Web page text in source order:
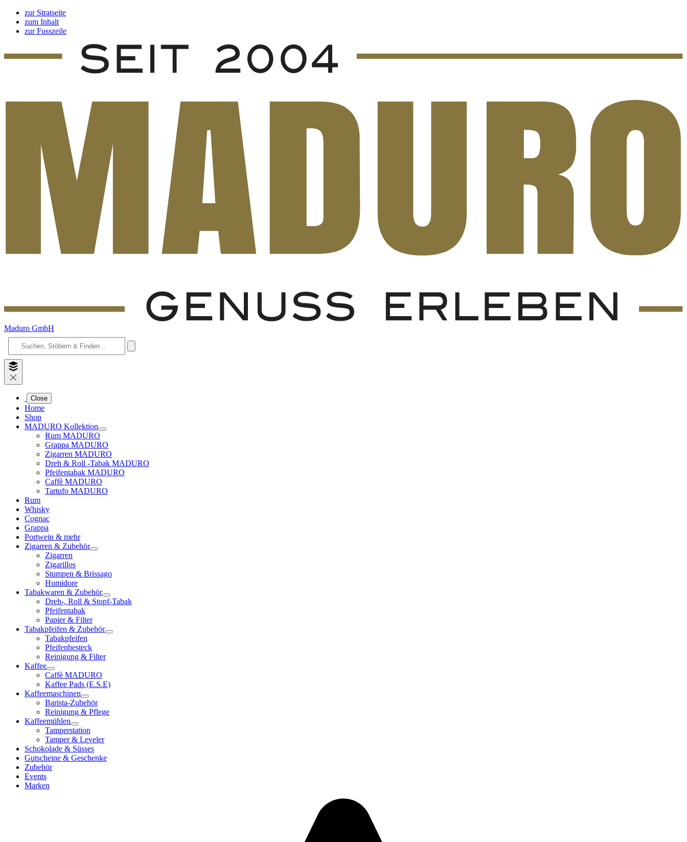
zur Stratseite
zum Inhalt
zur Fusszeile
Maduro GmbH
Close
Home
Shop
MADURO Kollektion
Rum MADURO
Grappa MADURO
Zigarren MADURO
Dreh & Roll -Tabak MADURO
Pfeifentabak MADURO
Caffè MADURO
Tartufo MADURO
Rum
Whisky
Cognac
Grappa
Portwein & mehr
Zigarren & Zubehör
Zigarren
Zigarillos
Stumpen & Brissago
Humidore
Tabakwaren & Zubehör
Dreh-, Roll & Stopf-Tabak
Pfeifentabak
Papier & Filter
Tabakpfeifen & Zubehör
Tabakpfeifen
Pfeifenbesteck
Reinigung & Filter
Kaffee
Caffè MADURO
Kaffee Pads (E.S.E)
Kaffeemaschinen
Barista-Zubehör
Reinigung & Pflege
Kaffeemühlen
Tamperstation
Tamper & Leveler
Schokolade & Süsses
Gutscheine & Geschenke
Zubehör
Events
Marken